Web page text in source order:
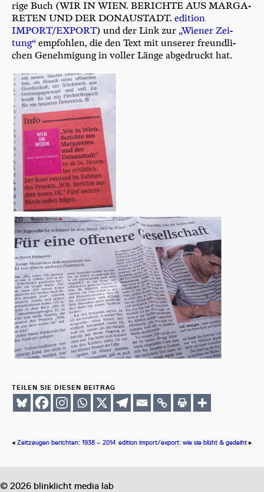
ri­ge Buch (WIR IN WIEN. BERICH­TE AUS MAR­GA­
RE­TEN UND DER DONAU­STADT. edi­ti­on
IMPORT/EXPORT) und der Link zur „Wie­ner Zei­
tung“ emp­foh­len, die den Text mit unse­rer freund­li­
chen Geneh­mi­gung in vol­ler Län­ge abge­druckt hat.
TEILEN SIE DIESEN BEITRAG
◂ Zeitzeugen berichten: 1938 – 2014 edition import/​export: wie sie blüht & gedeiht ▸
© 2026 blinklicht media lab